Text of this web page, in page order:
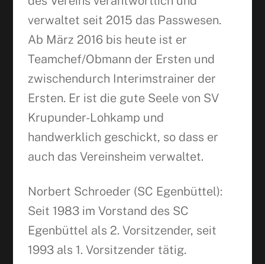
verwaltet seit 2015 das Passwesen.
Ab März 2016 bis heute ist er
Teamchef/Obmann der Ersten und
zwischendurch Interimstrainer der
Ersten. Er ist die gute Seele von SV
Krupunder-Lohkamp und
handwerklich geschickt, so dass er
auch das Vereinsheim verwaltet.
Norbert Schroeder (SC Egenbüttel):
Seit 1983 im Vorstand des SC
Egenbüttel als 2. Vorsitzender, seit
1993 als 1. Vorsitzender tätig.